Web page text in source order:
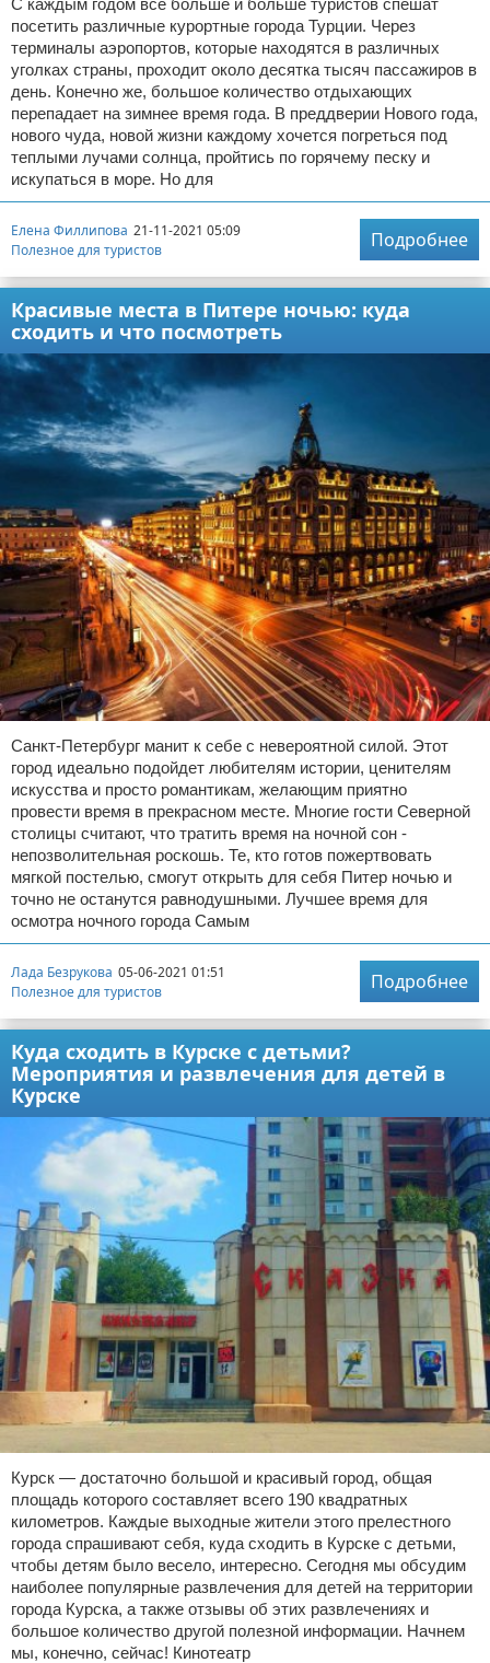
С каждым годом все больше и больше туристов спешат
посетить различные курортные города Турции. Через
терминалы аэропортов, которые находятся в различных
уголках страны, проходит около десятка тысяч пассажиров в
день. Конечно же, большое количество отдыхающих
перепадает на зимнее время года. В преддверии Нового года,
нового чуда, новой жизни каждому хочется погреться под
теплыми лучами солнца, пройтись по горячему песку и
искупаться в море. Но для
Елена Филлипова 21-11-2021 05:09
Полезное для туристов
Подробнее
Красивые места в Питере ночью: куда
сходить и что посмотреть
Санкт-Петербург манит к себе с невероятной силой. Этот
город идеально подойдет любителям истории, ценителям
искусства и просто романтикам, желающим приятно
провести время в прекрасном месте. Многие гости Северной
столицы считают, что тратить время на ночной сон -
непозволительная роскошь. Те, кто готов пожертвовать
мягкой постелью, смогут открыть для себя Питер ночью и
точно не останутся равнодушными. Лучшее время для
осмотра ночного города Самым
Лада Безрукова 05-06-2021 01:51
Полезное для туристов
Подробнее
Куда сходить в Курске с детьми?
Мероприятия и развлечения для детей в
Курске
Курск — достаточно большой и красивый город, общая
площадь которого составляет всего 190 квадратных
километров. Каждые выходные жители этого прелестного
города спрашивают себя, куда сходить в Курске с детьми,
чтобы детям было весело, интересно. Сегодня мы обсудим
наиболее популярные развлечения для детей на территории
города Курска, а также отзывы об этих развлечениях и
большое количество другой полезной информации. Начнем
мы, конечно, сейчас! Кинотеатр